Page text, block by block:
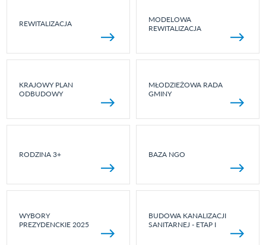
REWITALIZACJA
MODELOWA
REWITALIZACJA
KRAJOWY PLAN
ODBUDOWY
MŁODZIEŻOWA RADA
GMINY
RODZINA 3+ BAZA NGO
WYBORY
PREZYDENCKIE 2025
BUDOWA KANALIZACJI
SANITARNEJ - ETAP I